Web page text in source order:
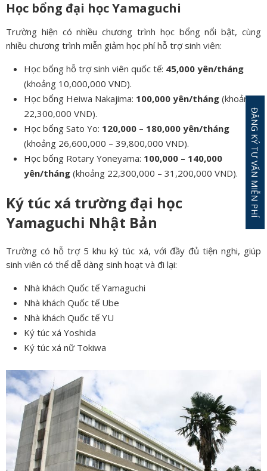
Học bổng đại học Yamaguchi
Trường hiện có nhiều chương trình học bổng nổi bật, cùng
nhiều chương trình miễn giảm học phí hỗ trợ sinh viên:
Học bổng hỗ trợ sinh viên quốc tế: 45,000 yên/tháng
(khoảng 10,000,000 VND).
Học bổng Heiwa Nakajima: 100,000 yên/tháng (khoảng
22,300,000 VND).
Học bổng Sato Yo: 120,000 – 180,000 yên/tháng
(khoảng 26,600,000 – 39,800,000 VND).
Học bổng Rotary Yoneyama: 100,000 – 140,000
yên/tháng (khoảng 22,300,000 – 31,200,000 VND).
Ký túc xá trường đại học
Yamaguchi Nhật Bản
Trường có hỗ trợ 5 khu ký túc xá, với đầy đủ tiện nghi, giúp
sinh viên có thể dễ dàng sinh hoạt và đi lại:
Nhà khách Quốc tế Yamaguchi
Nhà khách Quốc tế Ube
Nhà khách Quốc tế YU
Ký túc xá Yoshida
Ký túc xá nữ Tokiwa
ĐĂNG KÝ TƯ VẤN MIỄN PHÍ